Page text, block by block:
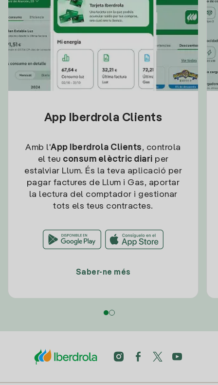
App Iberdrola Clients
Amb l'App Iberdrola Clients, controla
el teu consum elèctric diari per
estalviar Llum. És la teva aplicació per
pagar factures de Llum i Gas, aportar
la lectura del comptador i gestionar
tots els teus contractes.
Saber-ne més